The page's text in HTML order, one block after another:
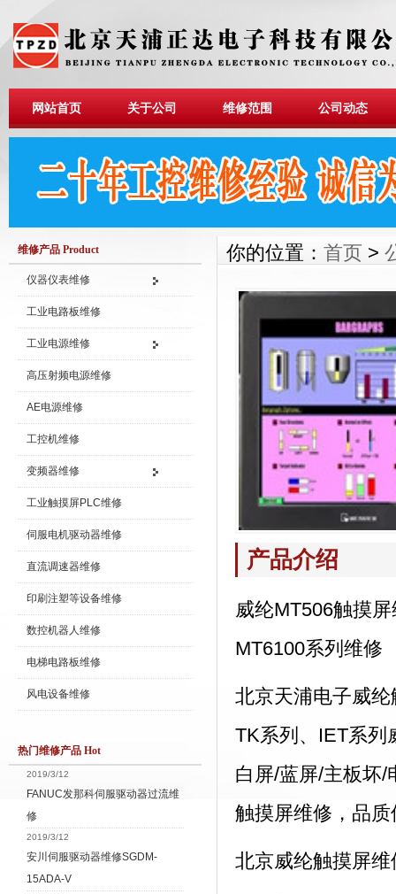
网站首页 关于公司 维修范围 公司动态
维修产品 Product
仪器仪表维修
工业电路板维修
工业电源维修
高压射频电源维修
AE电源维修
工控机维修
变频器维修
工业触摸屏PLC维修
伺服电机驱动器维修
直流调速器维修
印刷注塑等设备维修
数控机器人维修
电梯电路板维修
风电设备维修
热门维修产品 Hot
2019/3/12
FANUC发那科伺服驱动器过流维
修
2019/3/12
安川伺服驱动器维修SGDM-
15ADA-V
你的位置： 首页 >
产品介绍
威纶MT506触
MT6100系列维修
北京天浦电子威
TK系列、IET系列
白屏/蓝屏/主板坏/
触摸屏维修，品质
北京威纶触摸屏